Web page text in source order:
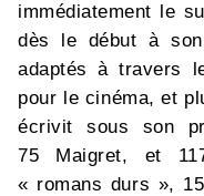
immédiatement le
dès le début à
adaptés à travers
pour le cinéma, et
écrivit sous son
75 Maigret, et
« romans durs »,